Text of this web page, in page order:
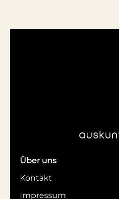
Über uns
Kontakt
Impressum